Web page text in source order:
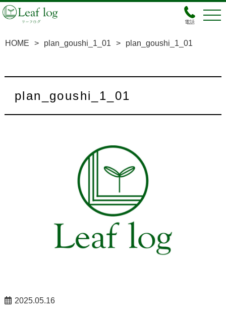
電話
HOME > plan_goushi_1_01 > plan_goushi_1_01
plan_goushi_1_01
2025.05.16